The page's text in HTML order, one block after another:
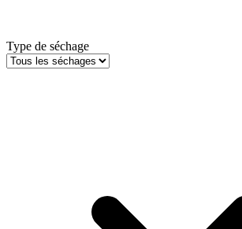
Type de séchage